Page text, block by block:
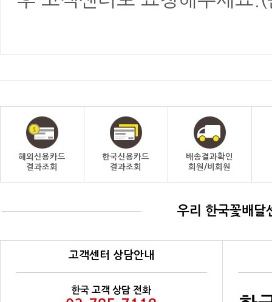
해외신용카드
결과조회
한국신용카드
결과조회
배송결과확인
회원/비회원
우리 한국꽃배달
고객센터 상담안내
한국 고객 상담 전화